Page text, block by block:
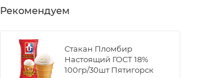
Рекомендуем
Стакан Пломбир
Настоящий ГОСТ 18%
100гр/30шт Пятигорск